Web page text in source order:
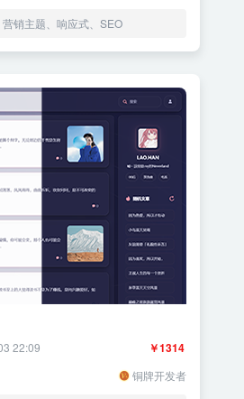
销主题、响应式、SEO
￥1314
22:09
铜牌开发者